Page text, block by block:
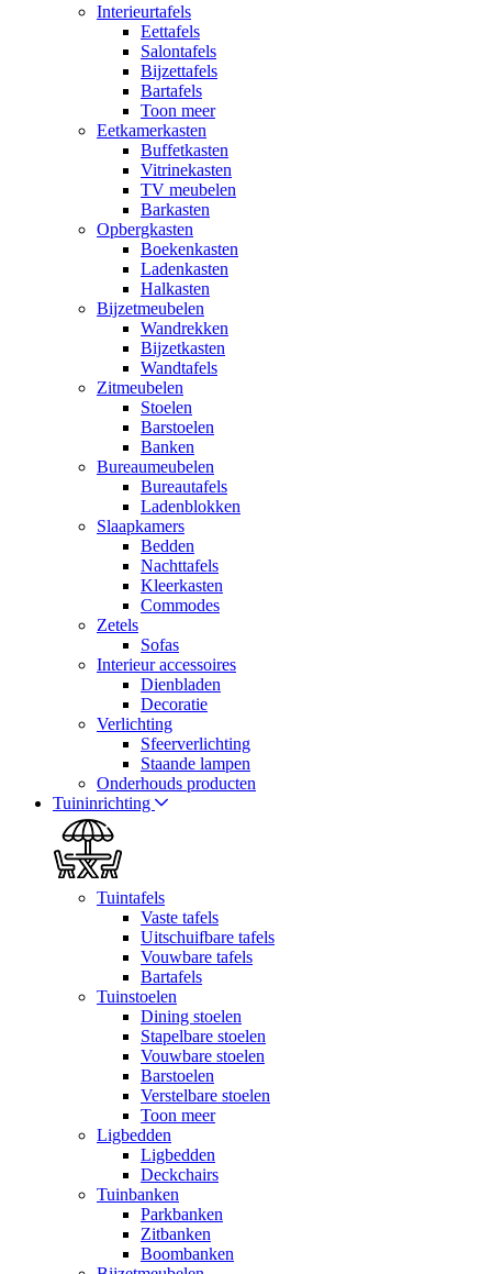
Interieurtafels
Eettafels
Salontafels
Bijzettafels
Bartafels
Toon meer
Eetkamerkasten
Buffetkasten
Vitrinekasten
TV meubelen
Barkasten
Opbergkasten
Boekenkasten
Ladenkasten
Halkasten
Bijzetmeubelen
Wandrekken
Bijzetkasten
Wandtafels
Zitmeubelen
Stoelen
Barstoelen
Banken
Bureaumeubelen
Bureautafels
Ladenblokken
Slaapkamers
Bedden
Nachttafels
Kleerkasten
Commodes
Zetels
Sofas
Interieur accessoires
Dienbladen
Decoratie
Verlichting
Sfeerverlichting
Staande lampen
Onderhouds producten
Tuininrichting
Tuintafels
Vaste tafels
Uitschuifbare tafels
Vouwbare tafels
Bartafels
Tuinstoelen
Dining stoelen
Stapelbare stoelen
Vouwbare stoelen
Barstoelen
Verstelbare stoelen
Toon meer
Ligbedden
Ligbedden
Deckchairs
Tuinbanken
Parkbanken
Zitbanken
Boombanken